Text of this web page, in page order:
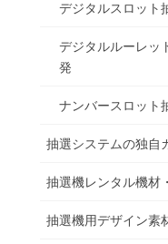
デジタルスロット
デジタルルーレッ
発
ナンバースロット
抽選システムの独自
抽選機レンタル機材
抽選機用デザイン素